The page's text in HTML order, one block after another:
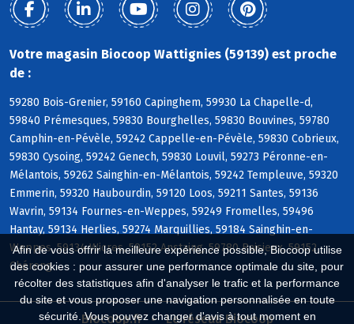
Afin de vous offrir la meilleure expérience possible, Biocoop utilise
des cookies : pour assurer une performance optimale du site, pour
récolter des statistiques afin d'analyser le trafic et la performance
du site et vous proposer une navigation personnalisée en toute
sécurité. Vous pouvez changer d'avis à tout moment en
Votre magasin Biocoop Wattignies (59139) est proche
de :
59280 Bois-Grenier, 59160 Capinghem, 59930 La Chapelle-d,
59840 Prémesques, 59830 Bourghelles, 59830 Bouvines, 59780
Camphin-en-Pévèle, 59242 Cappelle-en-Pévèle, 59830 Cobrieux,
59830 Cysoing, 59242 Genech, 59830 Louvil, 59273 Péronne-en-
Mélantois, 59262 Sainghin-en-Mélantois, 59242 Templeuve, 59320
Emmerin, 59320 Haubourdin, 59120 Loos, 59211 Santes, 59136
Wavrin, 59134 Fournes-en-Weppes, 59249 Fromelles, 59496
Hantay, 59134 Herlies, 59274 Marquillies, 59184 Sainghin-en-
Weppes, 59134 Wicres, 59152 Anstaing, 59780 Baisieux, 59152
Chéreng
Biocoop.fr Le réseau Biocoop